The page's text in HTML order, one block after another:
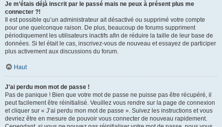
Je m’étais déjà inscrit par le passé mais ne peux à présent plus me
connecter ?!
Il est possible qu’un administrateur ait désactivé ou supprimé votre compte
pour une quelconque raison. De plus, beaucoup de forums suppriment
périodiquement les utilisateurs inactifs afin de réduire la taille de leur base de
données. Si tel était le cas, inscrivez-vous de nouveau et essayez de participer
plus activement aux discussions du forum.
Haut
J’ai perdu mon mot de passe !
Pas de panique ! Bien que votre mot de passe ne puisse pas être récupéré, il
peut facilement être réinitialisé. Veuillez vous rendre sur la page de connexion
et cliquer sur « J’ai perdu mon mot de passe ». Suivez les instructions et vous
devriez être en mesure de pouvoir vous connecter de nouveau rapidement.